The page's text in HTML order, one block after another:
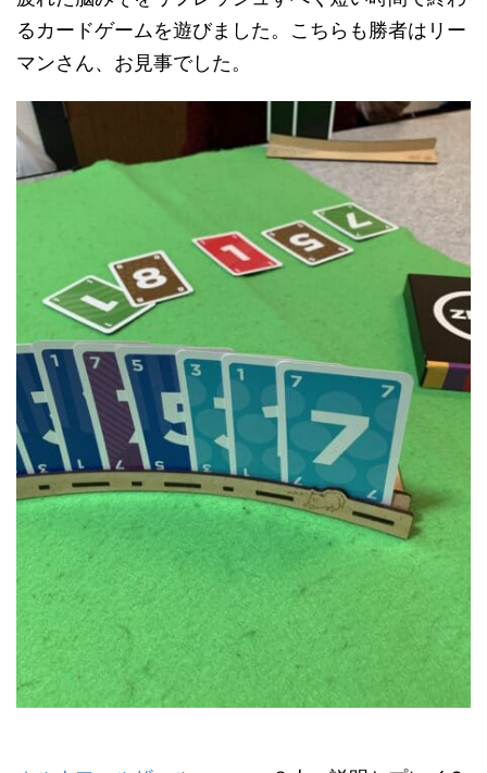
るカードゲームを遊びました。こちらも勝者はリー
マンさん、お見事でした。